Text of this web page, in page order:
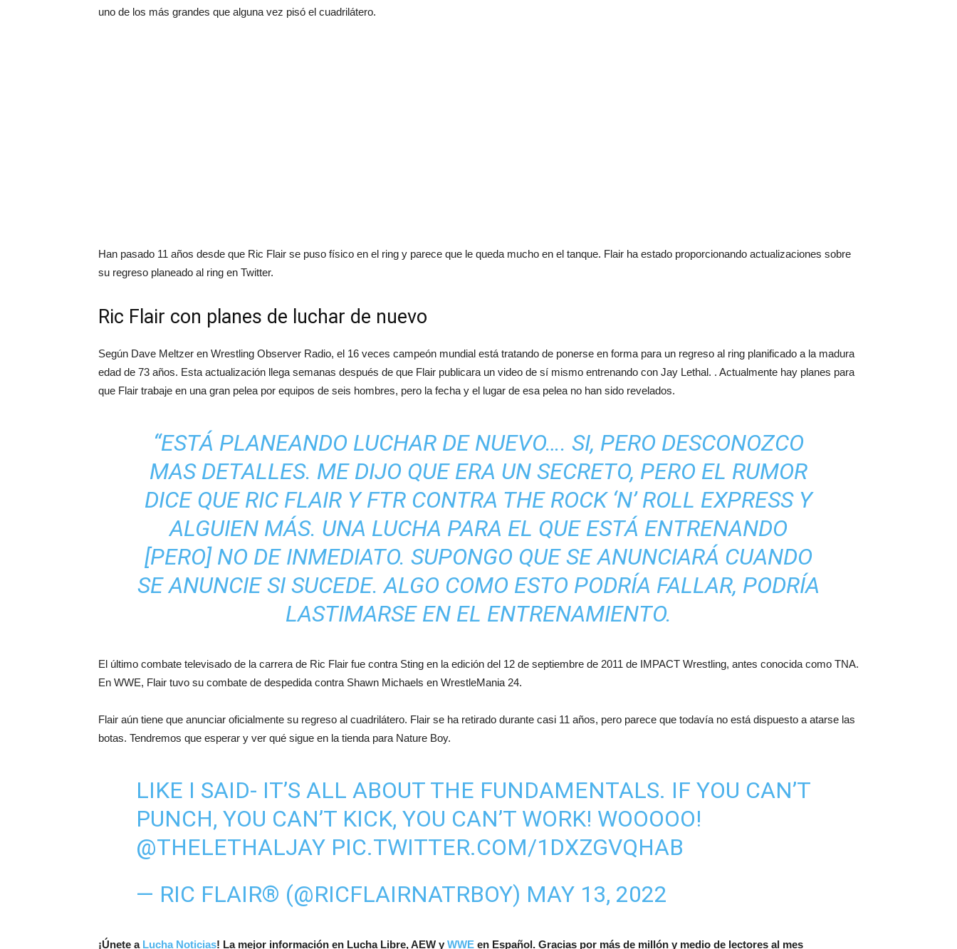
uno de los más grandes que alguna vez pisó el cuadrilátero.
Han pasado 11 años desde que Ric Flair se puso físico en el ring y parece que le queda mucho en el tanque. Flair ha estado proporcionando actualizaciones sobre
su regreso planeado al ring en Twitter.
Ric Flair con planes de luchar de nuevo
Según Dave Meltzer en Wrestling Observer Radio, el 16 veces campeón mundial está tratando de ponerse en forma para un regreso al ring planificado a la madura
edad de 73 años. Esta actualización llega semanas después de que Flair publicara un video de sí mismo entrenando con Jay Lethal. . Actualmente hay planes para
que Flair trabaje en una gran pelea por equipos de seis hombres, pero la fecha y el lugar de esa pelea no han sido revelados.
“ESTÁ PLANEANDO LUCHAR DE NUEVO…. SI, PERO DESCONOZCO
MAS DETALLES. ME DIJO QUE ERA UN SECRETO, PERO EL RUMOR
DICE QUE RIC FLAIR Y FTR CONTRA THE ROCK ‘N’ ROLL EXPRESS Y
ALGUIEN MÁS. UNA LUCHA PARA EL QUE ESTÁ ENTRENANDO
[PERO] NO DE INMEDIATO. SUPONGO QUE SE ANUNCIARÁ CUANDO
SE ANUNCIE SI SUCEDE. ALGO COMO ESTO PODRÍA FALLAR, PODRÍA
LASTIMARSE EN EL ENTRENAMIENTO.
El último combate televisado de la carrera de Ric Flair fue contra Sting en la edición del 12 de septiembre de 2011 de IMPACT Wrestling, antes conocida como TNA.
En WWE, Flair tuvo su combate de despedida contra Shawn Michaels en WrestleMania 24.
Flair aún tiene que anunciar oficialmente su regreso al cuadrilátero. Flair se ha retirado durante casi 11 años, pero parece que todavía no está dispuesto a atarse las
botas. Tendremos que esperar y ver qué sigue en la tienda para Nature Boy.
LIKE I SAID- IT’S ALL ABOUT THE FUNDAMENTALS. IF YOU CAN’T
PUNCH, YOU CAN’T KICK, YOU CAN’T WORK! WOOOOO!
@THELETHALJAY PIC.TWITTER.COM/1DXZGVQHAB
— RIC FLAIR® (@RICFLAIRNATRBOY) MAY 13, 2022
¡Únete a Lucha Noticias! La mejor información en Lucha Libre, AEW y WWE en Español. Gracias por más de millón y medio de lectores al mes